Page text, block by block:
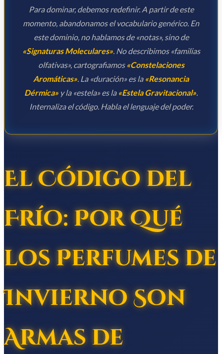
Para dominar, debemos redefinir. A partir de este
momento, abandonamos el vocabulario genérico. En
este dominio, no hablamos de «notas», sino de
«Signaturas Moleculares». No describimos «familias
olfativas», cartografiamos «Constelaciones
Aromáticas». La «duración» es la «Resonancia
Dérmica» y la «estela» es la «Estela Gravitacional».
Internaliza el código. Habla el lenguaje del poder.
El Código del
Frío: Por Qué
los Perfumes de
Invierno Son
Armas de